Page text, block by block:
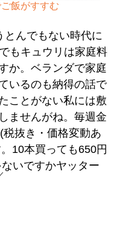
飯がすすむ
とんでもない時代に
もキュウリは家庭料
か。ベランダで家庭
いるのも納得の話で
ことがない私には敷
ませんがね。毎週金
抜き・価格変動あ
10本買っても650円
いですかヤッター